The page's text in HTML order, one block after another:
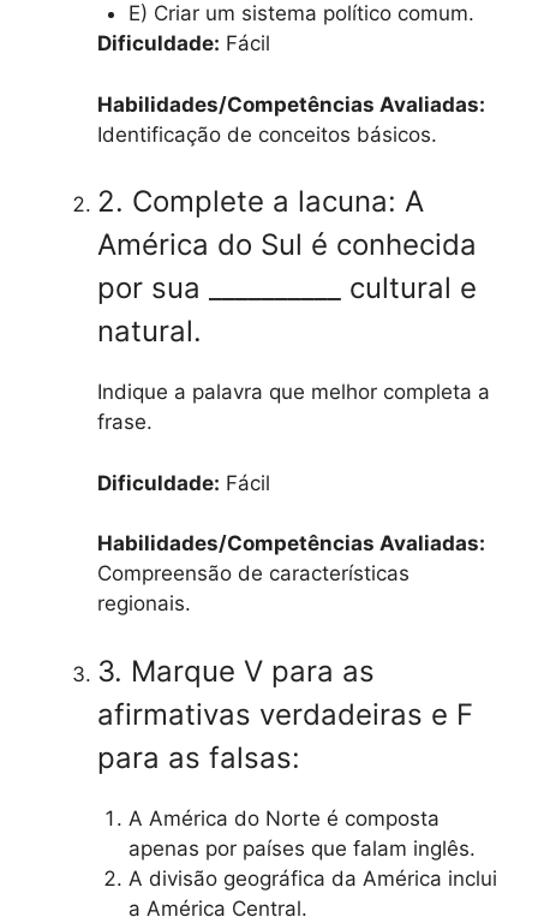
E) Criar um sistema político comum.
Dificuldade: Fácil
Habilidades/Competências Avaliadas:
Identificação de conceitos básicos.
2. Complete a lacuna: A
América do Sul é conhecida
por sua __________ cultural e
natural.
Indique a palavra que melhor completa a
frase.
Dificuldade: Fácil
Habilidades/Competências Avaliadas:
Compreensão de características
regionais.
3. Marque V para as
afirmativas verdadeiras e F
para as falsas:
A América do Norte é composta
apenas por países que falam inglês.
A divisão geográfica da América inclui
a América Central.